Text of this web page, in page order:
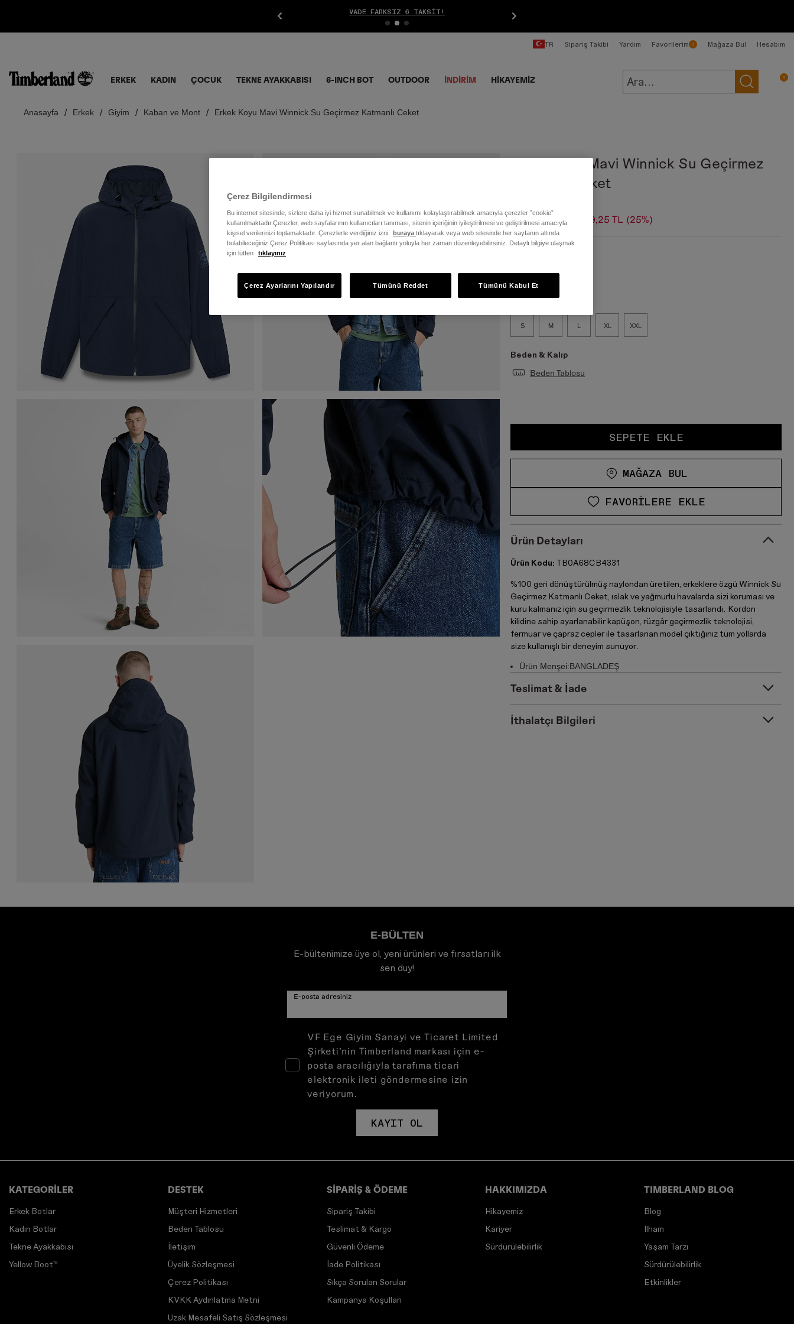
VADE FARKSIZ 6 TAKSIT!
ERKEK KADIN ÇOCUK TEKNE AYAKKABISI 6-INCH BOT OUTDOOR İNDIRIM HİKAYEMİZ
TR Sipariş Takibi Yardım Favorilerim 0 Mağaza Bul Hesabım
0
Anasayfa Erkek Giyim Kaban ve Mont Erkek Koyu Mavi Winnick Su Geçirmez Katmanlı Ceket
Erkek Koyu Mavi Winnick Su Geçirmez
Katmanlı Ceket
8.999,00 TL 6.749,25 TL (25%)
Beden:
S M L XL XXL
Beden & Kalıp
Beden Tablosu
SEPETE EKLE
MAĞAZA BUL
FAVORILERE EKLE
Ürün Detayları
Ürün Kodu: TB0A68CB4331
%100 geri dönüştürülmüş naylondan üretilen, erkeklere özgü Winnick Su
Geçirmez Katmanlı Ceket, ıslak ve yağmurlu havalarda sizi koruması ve
kuru kalmanız için su geçirmezlik teknolojisiyle tasarlandı. Kordon
kilidine sahip ayarlanabilir kapüşon, rüzgâr geçirmezlik teknolojisi,
fermuar ve çapraz cepler ile tasarlanan model çıktığınız tüm yollarda
size kullanışlı bir deneyim sunuyor.
Ürün Menşei:BANGLADEŞ
Teslimat & İade
İthalatçı Bilgileri
E-BÜLTEN
E-bültenimize üye ol, yeni ürünleri ve fırsatları ilk
sen duy!
E-posta adresiniz
VF Ege Giyim Sanayi ve Ticaret Limited
Şirketi’nin Timberland markası için e-
posta aracılığıyla tarafıma ticari
elektronik ileti göndermesine izin
veriyorum.
KAYIT OL
KATEGORİLER
Erkek Botlar
Kadın Botlar
Tekne Ayakkabısı
Yellow Boot™
DESTEK
Müşteri Hizmetleri
Beden Tablosu
İletişim
Üyelik Sözleşmesi
Çerez Politikası
KVKK Aydınlatma Metni
Uzak Mesafeli Satış Sözleşmesi
SİPARİŞ & ÖDEME
Sipariş Takibi
Teslimat & Kargo
Güvenli Ödeme
İade Politikası
Sıkça Sorulan Sorular
Kampanya Koşulları
HAKKIMIZDA
Hikayemiz
Kariyer
Sürdürülebilirlik
TIMBERLAND BLOG
Blog
İlham
Yaşam Tarzı
Sürdürülebilirlik
Etkinlikler
Çerez Bilgilendirmesi
Bu internet sitesinde, sizlere daha iyi hizmet sunabilmek ve kullanımı kolaylaştırabilmek amacıyla çerezler ”cookie”
kullanılmaktadır.Çerezler, web sayfalarının kullanıcıları tanıması, sitenin içeriğinin iyileştirilmesi ve geliştirilmesi amacıyla
kişisel verilerinizi toplamaktadır. Çerezlerle verdiğiniz izni
buraya tıklayarak veya web sitesinde her sayfanın altında
bulabileceğiniz Çerez Politikası sayfasında yer alan bağlantı yoluyla her zaman düzenleyebilirsiniz. Detaylı bilgiye ulaşmak
için lütfen
tıklayınız
Tümünü Reddet Tümünü Kabul Et
Çerez Ayarlarını Yapılandır